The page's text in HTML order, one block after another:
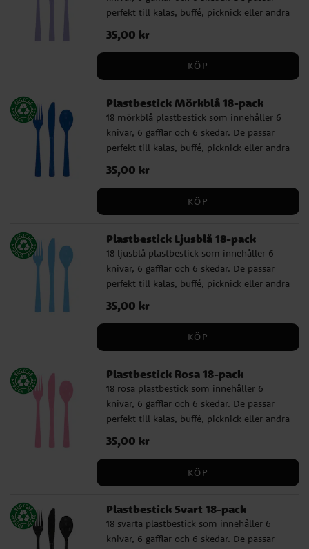
perfekt till kalas, buffé, picknick eller andra
tillfällen där du vill duka enkelt, praktiskt
och färgglatt. ✔️ Innehåller 6 knivar, 6
gafflar och 6 skedar ✔️ Återanvändbara och
Pris:35,00 kr
35,00 kr
KÖP
Plastbestick Mörkblå 18-pack
18 mörkblå plastbestick som innehåller 6
knivar, 6 gafflar och 6 skedar. De passar
perfekt till kalas, buffé, picknick eller andra
tillfällen där du vill duka enkelt, praktiskt
och färgglatt. ✔️ Innehåller 6 knivar, 6
Pris:35,00 kr
35,00 kr
KÖP
Plastbestick Ljusblå 18-pack
18 ljusblå plastbestick som innehåller 6
knivar, 6 gafflar och 6 skedar. De passar
perfekt till kalas, buffé, picknick eller andra
tillfällen där du vill duka enkelt, praktiskt
och färgglatt. ✔️ Innehåller 6 knivar, 6
gafflar och 6 skedar ✔️ Återanvändbara och
Pris:35,00 kr
35,00 kr
KÖP
Plastbestick Rosa 18-pack
18 rosa plastbestick som innehåller 6
knivar, 6 gafflar och 6 skedar. De passar
perfekt till kalas, buffé, picknick eller andra
tillfällen där du vill duka enkelt, praktiskt
och färgglatt. ✔️ Innehåller 6 knivar, 6
Pris:35,00 kr
35,00 kr
KÖP
Plastbestick Svart 18-pack
18 svarta plastbestick som innehåller 6
knivar, 6 gafflar och 6 skedar. De passar